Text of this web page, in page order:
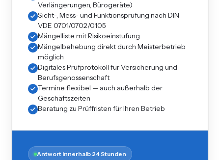
Verlängerungen, Bürogeräte)
Sicht-, Mess- und Funktionsprüfung nach DIN
VDE 0701/0702/0105
Mängelliste mit Risikoeinstufung
Mängelbehebung direkt durch Meisterbetrieb
möglich
Digitales Prüfprotokoll für Versicherung und
Berufsgenossenschaft
Termine flexibel — auch außerhalb der
Geschäftszeiten
Beratung zu Prüffristen für Ihren Betrieb
Antwort innerhalb 24 Stunden